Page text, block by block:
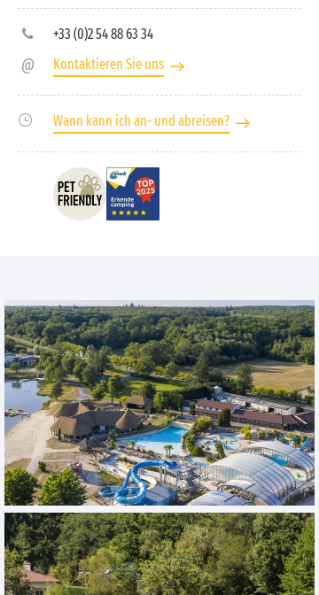
+33 (0)2 54 88 63 34
Kontaktieren Sie uns
Wann kann ich an- und abreisen?